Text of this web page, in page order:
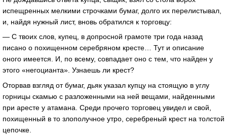
испещренных мелкими строчками бумаг, долго их перелистывал,
и, найдя нужный лист, вновь обратился к торговцу:
— С твоих слов, купец, в допросной грамоте три года назад
писано о похищенном серебряном кресте… Тут и описание
оного имеется. И, по всему, совпадает оно с тем, что найден у
этого «негоцианта». Узнаешь ли крест?
Оторвав взгляд от бумаг, дьяк указал купцу на стоящую в углу
горницы скамью с разложенными на ней вещами, найденными
при аресте у атамана. Среди прочего торговец увидел и свой,
похищенный в то злополучное утро, серебреный крест на толстой
цепочке.